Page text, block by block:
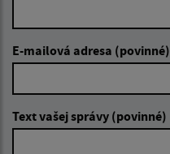
E-mailová adresa (povinné)
Text vašej správy (povinné)